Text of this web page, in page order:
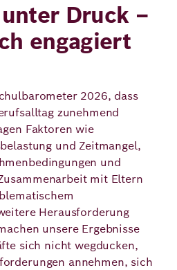
Druck –
engagiert
2026, dass
zunehmend
Faktoren wie
und Zeitmangel,
und
mit Eltern
Herausforderung
unsere Ergebnisse
sich nicht wegducken,
annehmen, sich